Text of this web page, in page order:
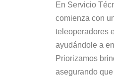
En Servicio
comienza con
teleoperadores
ayudándole a
Priorizamos
asegurando